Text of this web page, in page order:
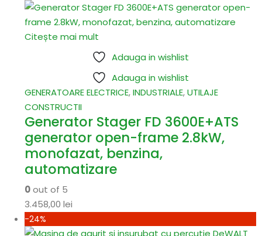
Citește mai mult
Adauga in wishlist
Adauga in wishlist
GENERATOARE ELECTRICE,INDUSTRIALE,UTILAJE
CONSTRUCTII
Generator Stager FD 3600E+ATS
generator open-frame 2.8kW,
monofazat, benzina,
automatizare
0out of 5
3.458,00 lei
-24%